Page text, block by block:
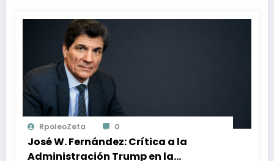
RpoleoZeta 0
José W. Fernández: Crítica a la
Administración Trump en la